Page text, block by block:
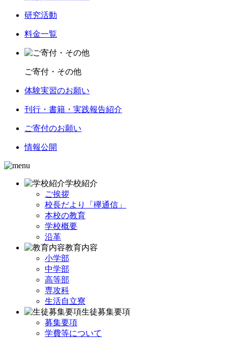
研究活動
料金一覧
ご寄付・その他
体験実習のお願い
刊行・書籍・実践報告紹介
ご寄付のお願い
情報公開
学校紹介
ご挨拶
校長だより「欅通信」
本校の教育
学校概要
沿革
教育内容
小学部
中学部
高等部
専攻科
生活自立寮
生徒募集要項
募集要項
学費等について